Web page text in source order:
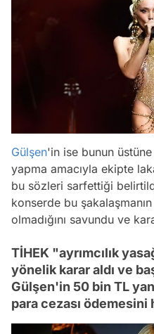
Gülşen'in ise bunun
yapma amacıyla ekipte
bu sözleri sarfettiği
konserde bu
olmadığını savundu ve
TİHEK "ayrımcılık
yönelik karar aldı ve
Gülşen'in 50 bin TL
para cezası